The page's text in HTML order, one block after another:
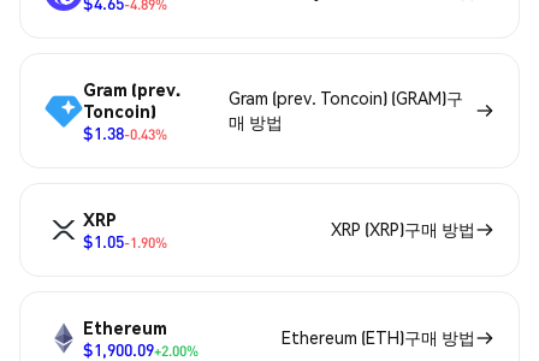
-4.89%
Gram (prev.
Toncoin)
$1.38-0.43%
Gram (prev. Toncoin) (GRAM)구
매 방법
XRP
$1.05-1.90%
XRP (XRP)구매 방법
Ethereum
$1,900.09+2.00%
Ethereum (ETH)구매 방법